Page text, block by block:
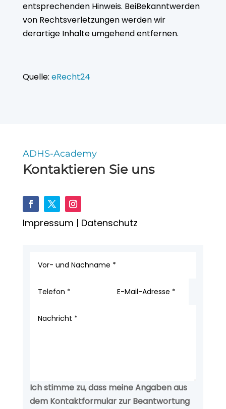
entsprechenden Hinweis. BeiBekanntwerden
von Rechtsverletzungen werden wir
derartige Inhalte umgehend entfernen.
Quelle: eRecht24
ADHS-Academy
Kontaktieren Sie uns
Impressum | Datenschutz
Ich stimme zu, dass meine Angaben aus
dem Kontaktformular zur Beantwortung